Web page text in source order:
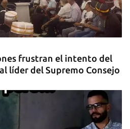
frustran el intento del
líder del Supremo Consejo